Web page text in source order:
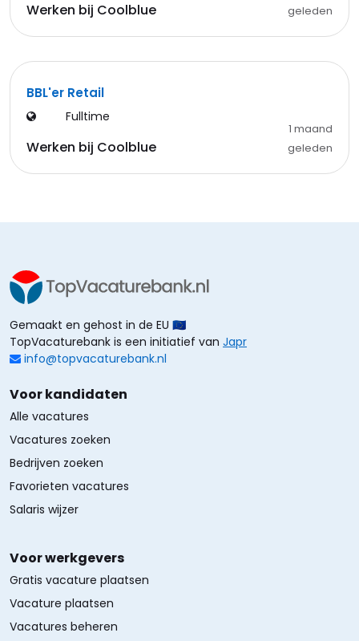
Werken bij Coolblue
geleden
BBL'er Retail
Fulltime
Werken bij Coolblue
1 maand
geleden
Gemaakt en gehost in de EU 🇪🇺
TopVacaturebank is een initiatief van Japr
info@topvacaturebank.nl
Voor kandidaten
Alle vacatures
Vacatures zoeken
Bedrijven zoeken
Favorieten vacatures
Salaris wijzer
Voor werkgevers
Gratis vacature plaatsen
Vacature plaatsen
Vacatures beheren